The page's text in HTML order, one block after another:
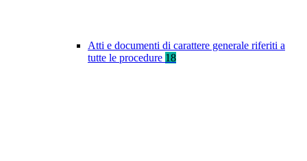
Atti e documenti di carattere generale riferiti a
tutte le procedure 18